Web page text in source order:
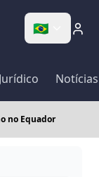
🇧🇷
Notícias
no Equador